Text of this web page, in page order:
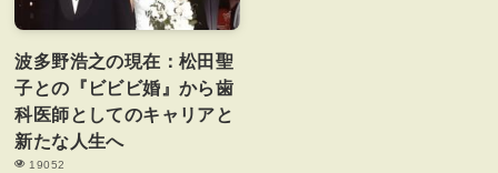
波多野浩之の現在：松田聖
子との『ビビビ婚』から歯
科医師としてのキャリアと
新たな人生へ
19052